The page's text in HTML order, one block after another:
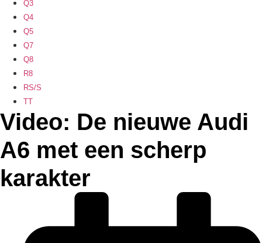
Q3
Q4
Q5
Q7
Q8
R8
RS/S
TT
Video: De nieuwe Audi
A6 met een scherp
karakter